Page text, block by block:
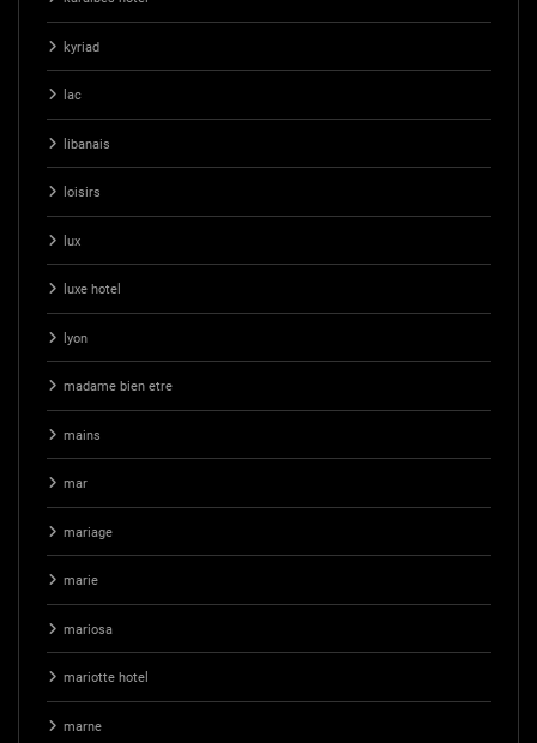
kyriad
lac
libanais
loisirs
lux
luxe hotel
lyon
madame bien etre
mains
mar
mariage
marie
mariosa
mariotte hotel
marne